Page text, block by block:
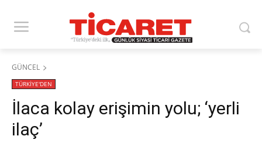
GÜNCEL
TÜRKİYE'DEN
İlaca kolay erişimin yolu; ‘yerli
ilaç’